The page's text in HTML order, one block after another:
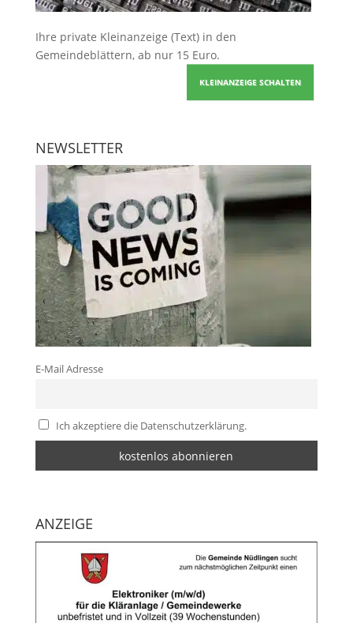
Ihre private Kleinanzeige (Text) in den
Gemeindeblättern, ab nur 15 Euro.
KLEINANZEIGE SCHALTEN
NEWSLETTER
E-Mail Adresse
Ich akzeptiere die Datenschutzerklärung.
ANZEIGE